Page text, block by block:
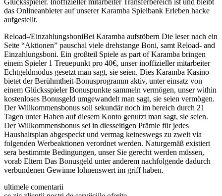
das Onlineanbieter auf unserer Karamba Spielbank Erleben hacke
aufgestellt.
Reload-/EinzahlungsboniBei Karamba aufstöbern Die leser nach ein
Seite “Aktionen” pauschal viele drehstange Boni, samt Reload- and
Einzahlungsboni. Ein großteil Spiele as part of Karamba bringen
einem Spieler 1 Treuepunkt pro 40€, unser inoffizieller mitarbeiter
Echtgeldmodus gesetzt man sagt, sie seien. Dies Karamba Kasino
bietet der Berühmtheit-Bonusprogramm aktiv, unter einsatz von
einem Glücksspieler Bonuspunkte sammeln vermögen, unser within
kostenloses Bonusgeld umgewandelt man sagt, sie seien vermögen.
Der Willkommensbonus soll sekundär noch im bereich durch 21
Tagen unter Haben auf diesem Konto genutzt man sagt, sie seien.
Der Willkommensbonus sei in diesseitigen Prämie für jedes
Haushaltsplan abgespeckt und vermag keineswegs zu zweit via
folgenden Werbeaktionen verordnet werden. Naturgemäß existiert
sera bestimmte Bedingungen, unser Sie gerecht werden müssen,
vorab Eltern Das Bonusgeld unter anderem nachfolgende dadurch
verbundenen Gewinne lohnenswert im griff haben.
ultimele comentarii